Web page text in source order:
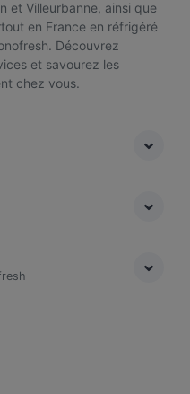
et Villeurbanne, ainsi que
en France en réfrigéré
Découvrez
et savourez les
chez vous.